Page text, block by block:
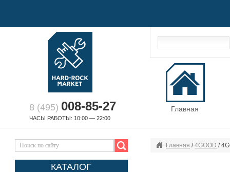
8 (495) 008-85-27
ЧАСЫ РАБОТЫ: 10:00 — 22:00
Главная
КАТАЛОГ
Главная /4GOOD /